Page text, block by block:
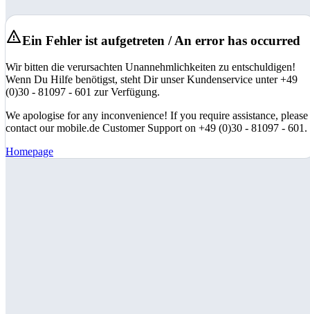
Ein Fehler ist aufgetreten / An error has occurred
Wir bitten die verursachten Unannehmlichkeiten zu entschuldigen!
Wenn Du Hilfe benötigst, steht Dir unser Kundenservice unter +49
(0)30 - 81097 - 601 zur Verfügung.
We apologise for any inconvenience! If you require assistance, please
contact our mobile.de Customer Support on +49 (0)30 - 81097 - 601.
Homepage